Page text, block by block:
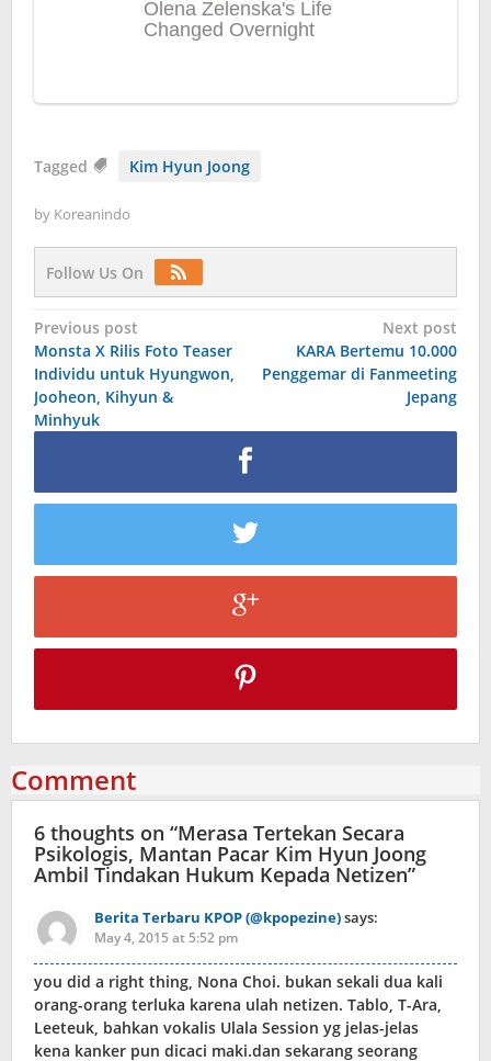
Tagged Kim Hyun Joong
by Koreanindo
Follow Us On
Post
navigation
Previous post
Monsta X Rilis Foto Teaser
Individu untuk Hyungwon,
Jooheon, Kihyun &
Minhyuk
Next post
KARA Bertemu 10.000
Penggemar di Fanmeeting
Jepang
Comment
6 thoughts on “Merasa Tertekan Secara
Psikologis, Mantan Pacar Kim Hyun Joong
Ambil Tindakan Hukum Kepada Netizen”
Berita Terbaru KPOP (@kpopezine)says:
May 4, 2015 at 5:52 pm
you did a right thing, Nona Choi. bukan sekali dua kali
orang-orang terluka karena ulah netizen. Tablo, T-Ara,
Leeteuk, bahkan vokalis Ulala Session yg jelas-jelas
kena kanker pun dicaci maki.dan sekarang seorang